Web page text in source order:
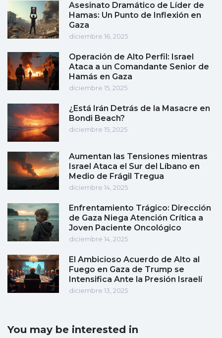
Asesinato Dramático de Líder de
Hamas: Un Punto de Inflexión en
Gaza
diciembre 16, 2025
Operación de Alto Perfil: Israel
Ataca a un Comandante Senior de
Hamás en Gaza
diciembre 15, 2025
¿Está Irán Detrás de la Masacre en
Bondi Beach?
diciembre 15, 2025
Aumentan las Tensiones mientras
Israel Ataca el Sur del Líbano en
Medio de Frágil Tregua
diciembre 14, 2025
Enfrentamiento Trágico: Dirección
de Gaza Niega Atención Crítica a
Joven Paciente Oncológico
diciembre 14, 2025
El Ambicioso Acuerdo de Alto al
Fuego en Gaza de Trump se
Intensifica Ante la Presión Israelí
diciembre 13, 2025
You may be interested in